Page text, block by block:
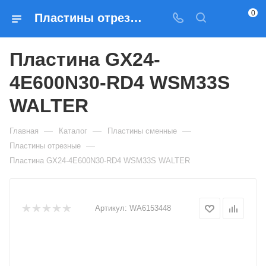
Пластины отрезные Пластина GX24-4E600N30-RD4 WSM33S WALTER — купить по выгодным ценам в Москве 0
Пластина GX24-
4E600N30-RD4 WSM33S
WALTER
Главная — Каталог — Пластины сменные —
Пластины отрезные —
Пластина GX24-4E600N30-RD4 WSM33S WALTER
Артикул: WA6153448